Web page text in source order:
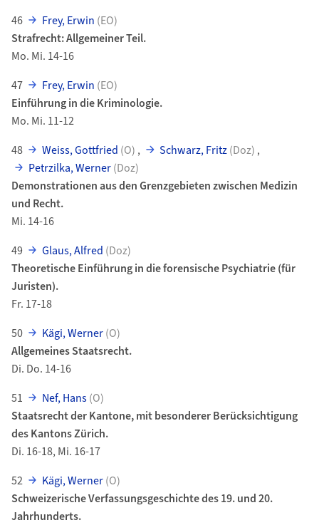
46
Frey, Erwin (EO)
Strafrecht: Allgemeiner Teil.
Mo. Mi. 14-16
47
Frey, Erwin (EO)
Einführung in die Kriminologie.
Mo. Mi. 11-12
48
Weiss, Gottfried (O) , Schwarz, Fritz(Doz) ,
Petrzilka, Werner(Doz)
Demonstrationen aus den Grenzgebieten zwischen Medizin
und Recht.
Mi. 14-16
49
Glaus, Alfred (Doz)
Theoretische Einführung in die forensische Psychiatrie (für
Juristen).
Fr. 17-18
50
Kägi, Werner(O)
Allgemeines Staatsrecht.
Di. Do. 14-16
51
Nef, Hans(O)
Staatsrecht der Kantone, mit besonderer Berücksichtigung
des Kantons Zürich.
Di. 16-18, Mi. 16-17
52
Kägi, Werner(O)
Schweizerische Verfassungsgeschichte des 19. und 20.
Jahrhunderts.